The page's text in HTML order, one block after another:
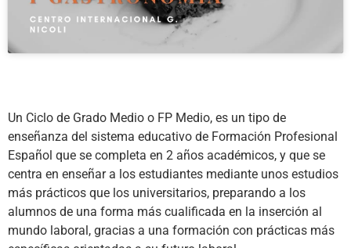
Un Ciclo de Grado Medio o FP Medio, es un tipo de
enseñanza del sistema educativo de Formación Profesional
Español que se completa en 2 años académicos, y que se
centra en enseñar a los estudiantes mediante unos estudios
más prácticos que los universitarios, preparando a los
alumnos de una forma más cualificada en la inserción al
mundo laboral, gracias a una formación con prácticas más